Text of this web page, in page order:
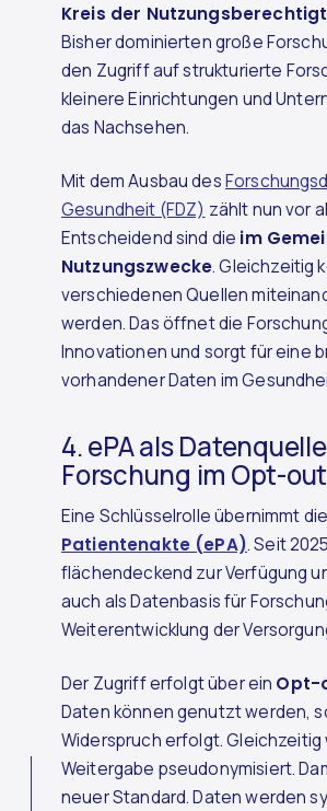
Kreis der
Bisher dominierten große
den Zugriff auf strukturierte
kleinere Einrichtungen und
das Nachsehen.
Mit dem Ausbau des
Gesundheit (FDZ) zählt nun vor
Entscheidend sind die im
Nutzungszwecke. Gleichzeitig
verschiedenen Quellen
werden. Das öffnet die
Innovationen und sorgt für eine
vorhandener Daten im
4. ePA als
Forschung im Opt-
Eine Schlüsselrolle übernimmt die
Patientenakte (ePA). Seit
flächendeckend zur Verfügung
auch als Datenbasis für
Weiterentwicklung der
Der Zugriff erfolgt über ein Opt-
Daten können genutzt werden,
Widerspruch erfolgt.
Weitergabe pseudonymisiert.
neuer Standard. Daten werden